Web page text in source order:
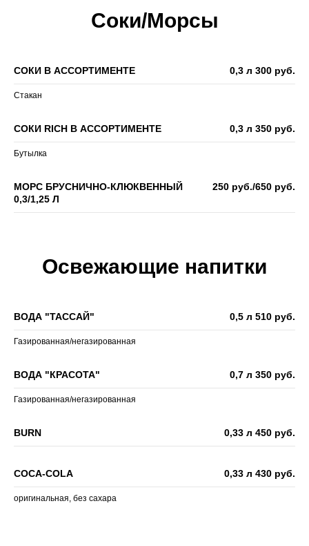
Соки/Морсы
СОКИ В АССОРТИМЕНТЕ 0,3 л 300 руб.
Стакан
СОКИ RICH В АССОРТИМЕНТЕ 0,3 л 350 руб.
Бутылка
МОРС БРУСНИЧНО-КЛЮКВЕННЫЙ
0,3/1,25 Л
250 руб./650 руб.
Освежающие напитки
ВОДА "ТАССАЙ" 0,5 л 510 руб.
Газированная/негазированная
ВОДА "КРАСОТА" 0,7 л 350 руб.
Газированная/негазированная
BURN 0,33 л 450 руб.
COCA-COLA 0,33 л 430 руб.
оригинальная, без сахара